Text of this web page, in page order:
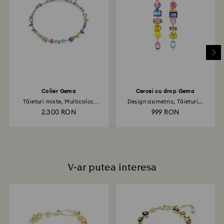
înregistra și veți primi o notificare prin e-mail odată ce
returul a fost procesat. Transmiterea rambursării va
depinde de normele instituției dvs. financiare și poate
dura până la 3-7 zile lucrătoare pentru ca suma să fie
creditată prin aceeași metodă de plată folosită la
Colier Gema
Tăieturi mixte, Multicolor,
2.300 RON
Cercei cu drop Gema
Design asimetric, Tăieturi...
999 RON
V-ar putea interesa